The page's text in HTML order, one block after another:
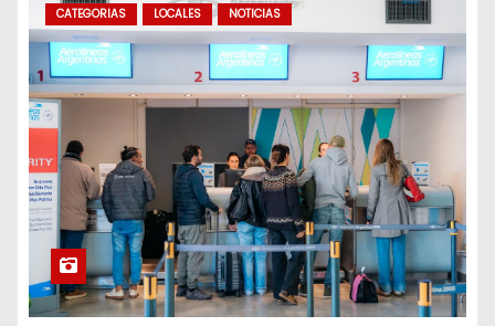
CATEGORIAS LOCALES NOTICIAS